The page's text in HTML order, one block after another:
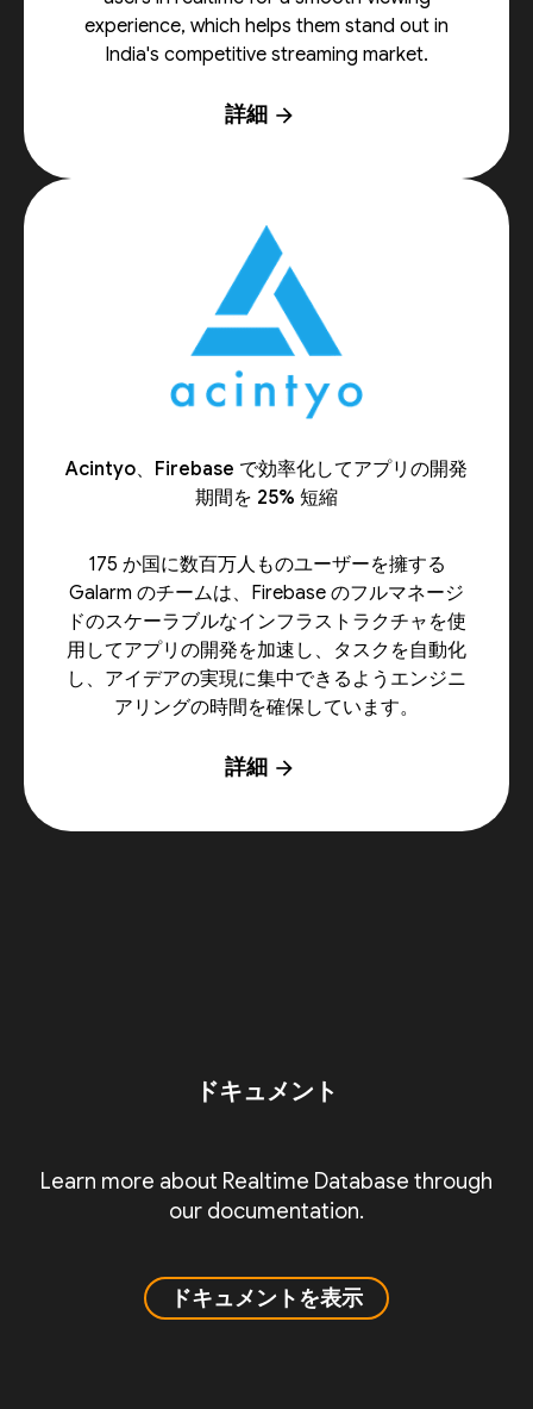
experience, which helps them stand out in
India's competitive streaming market.
詳細 arrow_forward
Acintyo、Firebase で効率化してアプリの開発
期間を 25% 短縮
175 か国に数百万人ものユーザーを擁する
Galarm のチームは、Firebase のフルマネージ
ドのスケーラブルなインフラストラクチャを使
用してアプリの開発を加速し、タスクを自動化
し、アイデアの実現に集中できるようエンジニ
アリングの時間を確保しています。
詳細 arrow_forward
ドキュメント
Learn more about Realtime Database through
our documentation.
ドキュメントを表示